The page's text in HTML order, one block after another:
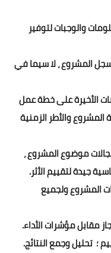
والوجبات لتوفير
المشروع ، لا سيما في
الأخيرة على خطة عمل
والأطر الزمنية
موضوع المشروع ،
جيدة لتقييم الأثر.
المشروع ولجميع
مقابل مؤشرات الأداء.
؛ تحليل وجمع النتائج.